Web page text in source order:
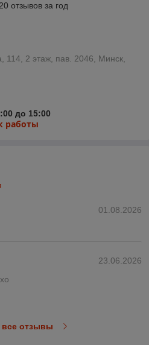
отзывов за год
114, 2 этаж, пав. 2046, Минск,
до 15:00
работы
01.08.2026
23.06.2026
все отзывы